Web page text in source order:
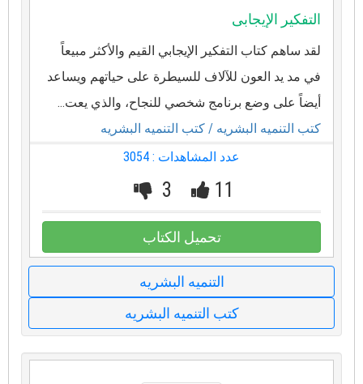
التفكير الإيجابى
لقد ساهم كتاب التفكير الإيجابي القيم والأكثر مبيعاً
في مد يد العون للآلاف للسيطرة على حياتهم ويساعد
أيضاً على وضع برنامج شخصي للنجاح، والذي يعت...
كتب التنميه البشريه / كتب التنميه البشريه
عدد المشاهدات : 3054
11
3
تحميل الكتاب
التنميه البشريه
كتب التنميه البشريه